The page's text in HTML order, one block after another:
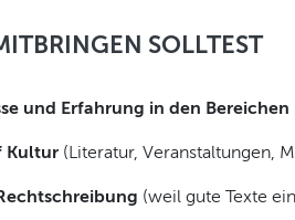
SOLLTEST
und Erfahrung in den Bereichen
Kultur (Literatur, Veranstaltungen,
(weil gute Texte